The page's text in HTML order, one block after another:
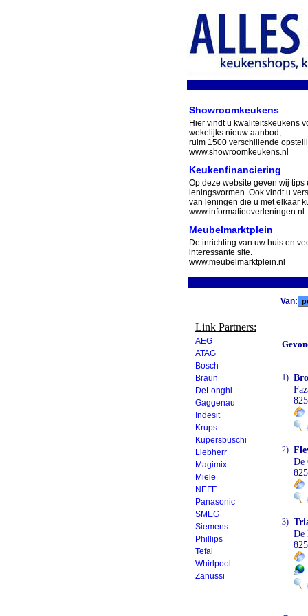
Showroomkeukens
Hier vindt u kwaliteitskeukens
wekelijks nieuw aanbod,
ruim 1500 verschillende
www.showroomkeukens.nl
Keukenfinanciering
Op deze website geven wij tips
leningsvormen. Ook vindt u
van leningen die u met elkaar
www.informatieoverleningen.nl
Meubelmarktplein
De inrichting van uw huis en
interessante site.
www.meubelmarktplein.nl
Link Partners:
AEG
ATAG
Bosch
Braun
DeLonghi
Gaggenau
Indesit
Krups
Kupersbuschi
Liebherr
Magimix
Miele
NEFF
Panasonic
SMEG
Siemens
Phillips
Tefal
Whirlpool
Zanussi
Van:
1)
2)
De
3)
De